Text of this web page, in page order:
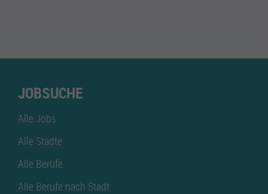
JOBSUCHE
Alle Jobs
Alle Städte
Alle Berufe
Alle Berufe nach Stadt